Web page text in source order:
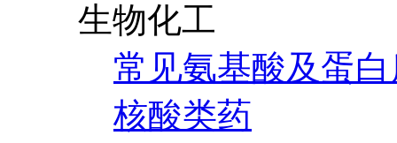
生物化工
常见氨基酸及蛋
核酸类药